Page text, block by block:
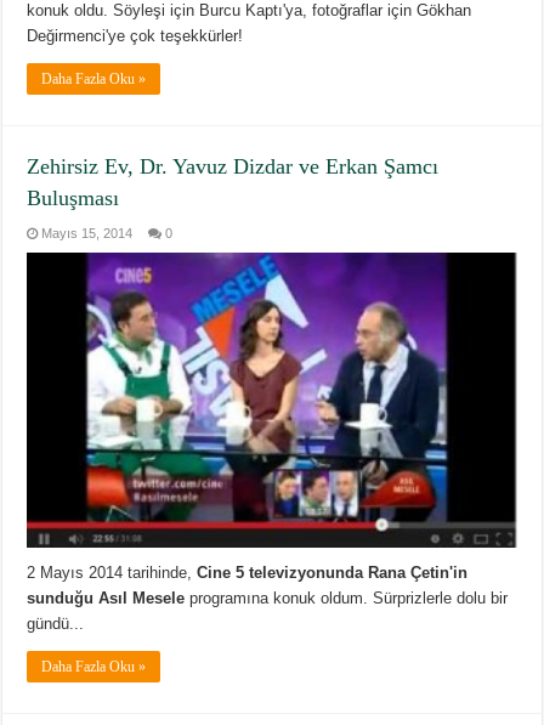
konuk oldu. Söyleşi için Burcu Kaptı'ya, fotoğraflar için Gökhan
Değirmenci'ye çok teşekkürler!
Daha Fazla Oku »
Zehirsiz Ev, Dr. Yavuz Dizdar ve Erkan Şamcı
Buluşması
Mayıs 15, 2014 0
2 Mayıs 2014 tarihinde,Cine 5 televizyonunda Rana Çetin'in
sunduğu Asıl Mesele programına konuk oldum. Sürprizlerle dolu bir
gündü...
Daha Fazla Oku »